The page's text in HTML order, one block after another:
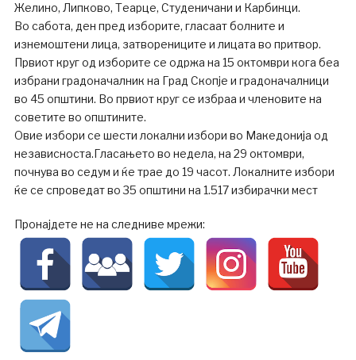
Желино, Липково, Теарце, Студеничани и Карбинци.
Во сабота, ден пред изборите, гласаат болните и
изнемоштени лица, затворениците и лицата во притвор.
Првиот круг од изборите се одржа на 15 октомври кога беа
избрани градоначалник на Град Скопје и градоначалници
во 45 општини. Во првиот круг се избраа и членовите на
советите во општините.
Овие избори се шести локални избори во Македонија од
независноста.Гласањето во недела, на 29 октомври,
почнува во седум и ќе трае до 19 часот. Локалните избори
ќе се спроведат во 35 општини на 1.517 избирачки мест
Пронајдете не на следниве мрежи: